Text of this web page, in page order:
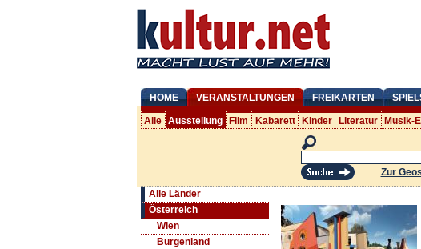
HOME VERANSTALTUNGEN FREIKARTEN
Alle Ausstellung Film Kabarett Kinder Literatur Musik-E
Zur
Alle Länder
Österreich
Wien
Burgenland